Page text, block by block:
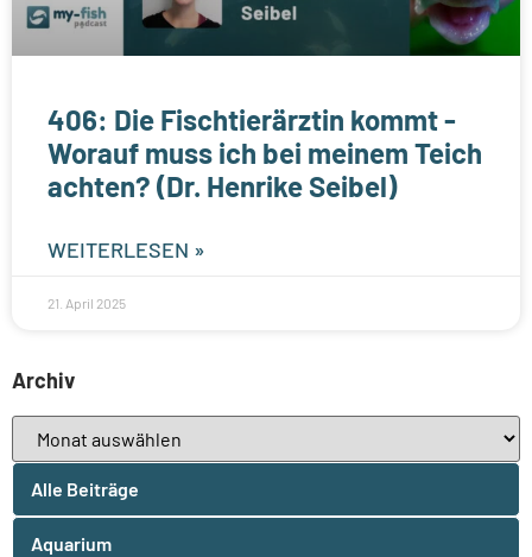
406: Die Fischtierärztin kommt -
Worauf muss ich bei meinem Teich
achten? (Dr. Henrike Seibel)
WEITERLESEN »
21. April 2025
Archiv
Alle Beiträge
Aquarium